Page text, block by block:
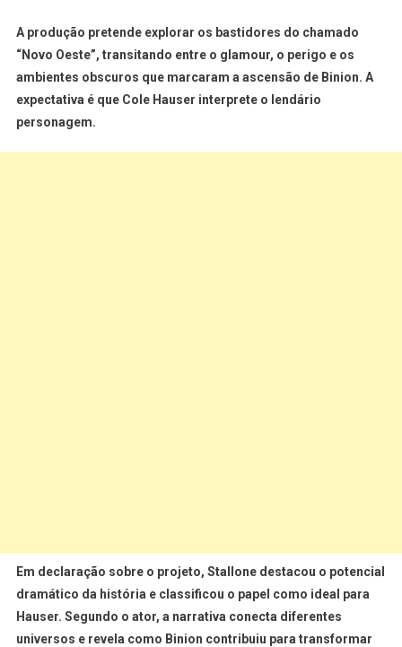
A produção pretende explorar os bastidores do chamado
“Novo Oeste”, transitando entre o glamour, o perigo e os
ambientes obscuros que marcaram a ascensão de Binion. A
expectativa é que Cole Hauser interprete o lendário
personagem.
Em declaração sobre o projeto, Stallone destacou o potencial
dramático da história e classificou o papel como ideal para
Hauser. Segundo o ator, a narrativa conecta diferentes
universos e revela como Binion contribuiu para transformar